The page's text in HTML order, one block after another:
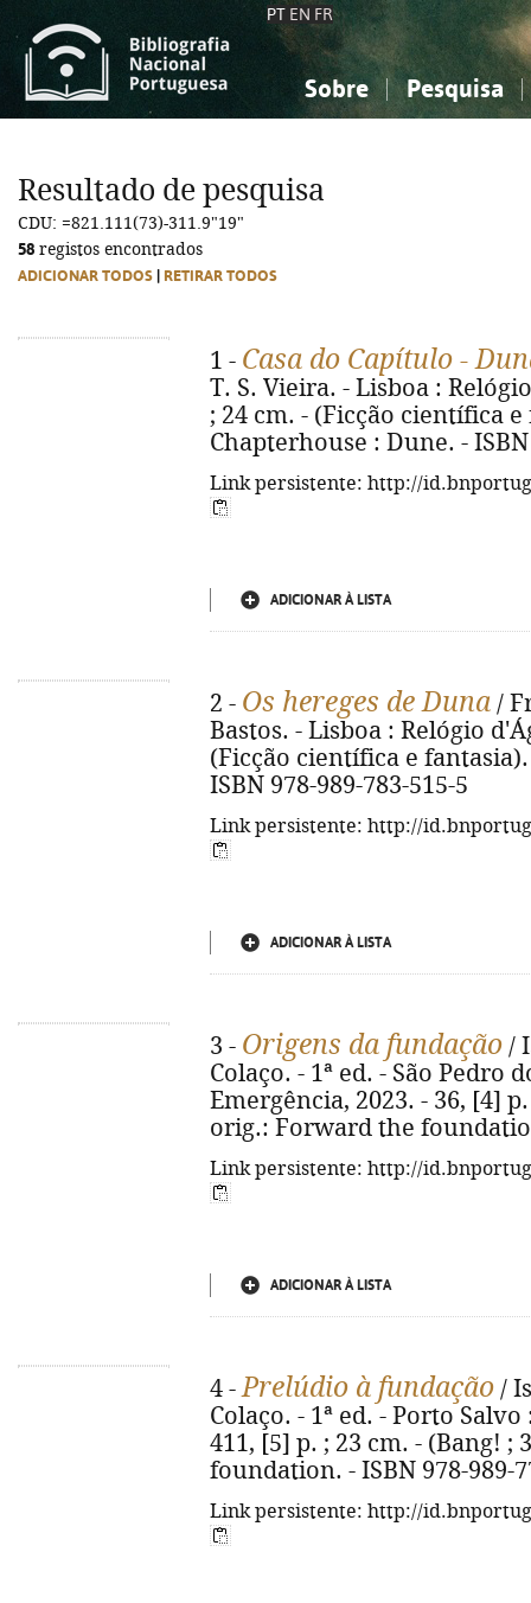
PT EN FR
Sobre Pesquisa
Ciências sociais...
Ciências sociais...
Resultado de pesquisa
CDU: =821.111(73)-311.9"19"
58 registos encontrados
ADICIONAR TODOS RETIRAR TODOS
1 - Casa do Capítulo -
T. S. Vieira. - Lisboa :
; 24 cm. - (Ficção científica
Chapterhouse : Dune. -
Link persistente: http://
ADICIONAR À LISTA
2 - Os hereges de Duna /
Bastos. - Lisboa : Relógio
(Ficção científica e
ISBN 978-989-783-515-5
Link persistente: http://
ADICIONAR À LISTA
3 - Origens da fundação /
Colaço. - 1ª ed. - São Pedro
Emergência, 2023. - 36, [4]
orig.: Forward the
Link persistente: http://
ADICIONAR À LISTA
4 -Prelúdio à fundação /
Colaço. - 1ª ed. - Porto
411, [5] p. ; 23 cm. - (Bang!
foundation. - ISBN 978-989-
Link persistente: http://